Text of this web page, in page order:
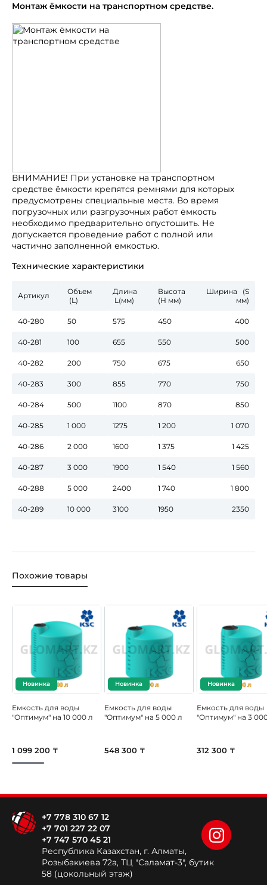
Монтаж ёмкости на транспортном средстве.
ВНИМАНИЕ! При установке на транспортном
средстве ёмкости крепятся ремнями для которых
предусмотрены специальные места. Во время
погрузочных или разгрузочных работ ёмкость
необходимо предварительно опустошить. Не
допускается проведение работ с полной или
частично заполненной емкостью.
Технические характеристики
Артикул
Объем
(L)
Длина
L(мм)
Высота
(Н мм)
Ширина (S
мм)
40-280 50 575 450 400
40-281 100 655 550 500
40-282 200 750 675 650
40-283 300 855 770 750
40-284 500 1100 870 850
40-285 1 000 1275 1 200 1 070
40-286 2 000 1600 1 375 1 425
40-287 3 000 1900 1 540 1 560
40-288 5 000 2400 1 740 1 800
40-289 10 000 3100 1950 2350
Похожие товары
Новинка
Емкость для воды
"Оптимум" на 10 000 л
1 099 200 ₸
Новинка
Емкость для воды
"Оптимум" на 5 000 л
548 300 ₸
Новинка
Емкость для воды
"Оптимум" на 3
312 300 ₸
+7 778 310 67 12
+7 701 227 22 07
+7 747 570 45 21
Республика Казахстан, г. Алматы,
Розыбакиева 72а, ТЦ "Саламат-3", бутик
58 (цокольный этаж)